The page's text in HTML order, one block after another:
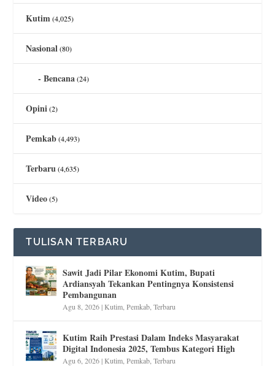
Kutim(4,025)
Nasional(80)
Bencana(24)
Opini(2)
Pemkab(4,493)
Terbaru(4,635)
Video(5)
TULISAN TERBARU
Sawit Jadi Pilar Ekonomi Kutim, Bupati
Ardiansyah Tekankan Pentingnya Konsistensi
Pembangunan
Agu 8, 2026|Kutim ,Pemkab ,Terbaru
Kutim Raih Prestasi Dalam Indeks Masyarakat
Digital Indonesia 2025, Tembus Kategori High
Agu 6, 2026|Kutim ,Pemkab ,Terbaru